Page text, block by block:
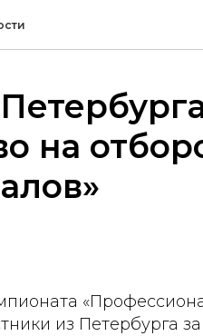
на
из Петербурга